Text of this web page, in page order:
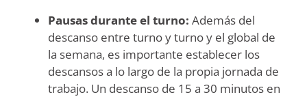
Pausas durante el turno: Además del
descanso entre turno y turno y el global de
la semana, es importante establecer los
descansos a lo largo de la propia jornada de
trabajo. Un descanso de 15 a 30 minutos en